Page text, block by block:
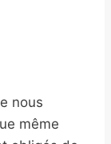
nous
même